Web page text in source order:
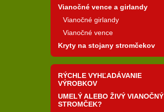
Vianočné vence a girlandy
Vianočné girlandy
Vianočné vence
Kryty na stojany stromčekov
RÝCHLE VYHĽADÁVANIE
VÝROBKOV
UMELÝ ALEBO ŽIVÝ VIANOČNÝ
STROMČEK?